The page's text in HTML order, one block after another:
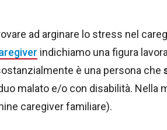
ad arginare lo stress nel
indichiamo una figura
è una persona che
malato e/o con disabilità. Nella
caregiver familiare).